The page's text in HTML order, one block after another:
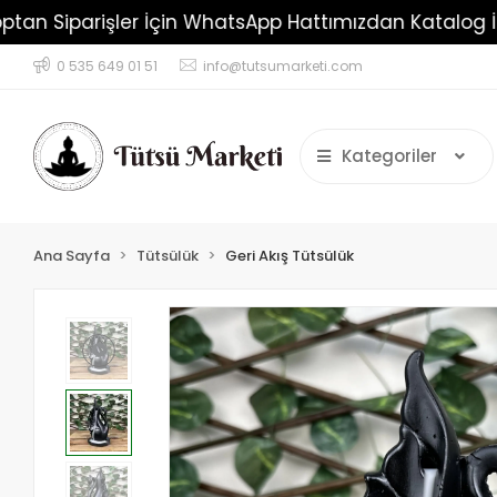
Toptan Siparişler İçin WhatsApp Hattımızdan
0 535 649 01 51 info@tutsumarketi.com
Kategoriler
Ana Sayfa Tütsülük Geri Akış Tütsülük